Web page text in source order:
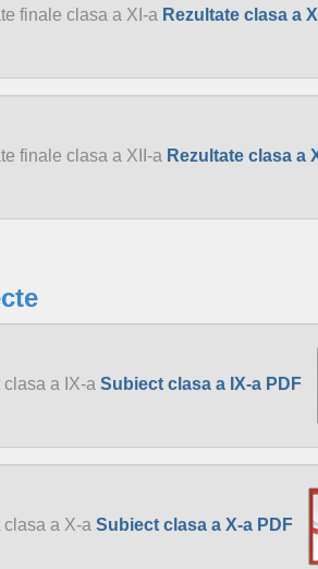
finale clasa a XI-a Rezultate clasa a
finale clasa a XII-a Rezultate clasa a
clasa a IX-a Subiect clasa a IX-a PDF
clasa a X-a Subiect clasa a X-a PDF